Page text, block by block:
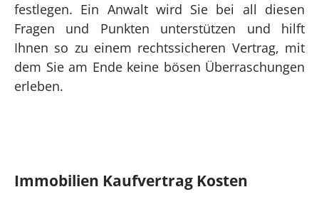
festlegen. Ein Anwalt wird Sie bei all diesen
Fragen und Punkten unterstützen und hilft
Ihnen so zu einem rechtssicheren Vertrag, mit
dem Sie am Ende keine bösen Überraschungen
erleben.
Immobilien Kaufvertrag Kosten